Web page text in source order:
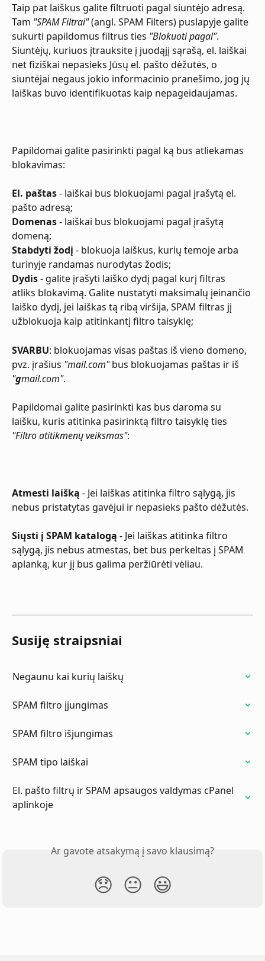
Taip pat laiškus galite filtruoti pagal siuntėjo adresą.
Tam "SPAM Filtrai" (angl. SPAM Filters) puslapyje galite
sukurti papildomus filtrus ties "Blokuoti pagal".
Siuntėjų, kuriuos įtrauksite į juodąjį sąrašą, el. laiškai
net fiziškai nepasieks Jūsų el. pašto dėžutės, o
siuntėjai negaus jokio informacinio pranešimo, jog jų
laiškas buvo identifikuotas kaip nepageidaujamas.
Papildomai galite pasirinkti pagal ką bus atliekamas
blokavimas:
El. paštas - laiškai bus blokuojami pagal įrašytą el.
pašto adresą;
Domenas - laiškai bus blokuojami pagal įrašytą
domeną;
Stabdyti žodį - blokuoja laiškus, kurių temoje arba
turinyje randamas nurodytas žodis;
Dydis - galite įrašyti laiško dydį pagal kurį filtras
atliks blokavimą. Galite nustatyti maksimalų įeinančio
laiško dydį, jei laiškas tą ribą viršija, SPAM filtras jį
užblokuoja kaip atitinkantį filtro taisyklę;
SVARBU: blokuojamas visas paštas iš vieno domeno,
pvz. įrašius "mail.com" bus blokuojamas paštas ir iš
"gmail.com".
Papildomai galite pasirinkti kas bus daroma su
laišku, kuris atitinka pasirinktą filtro taisyklę ties
"Filtro atitikmenų veiksmas":
Atmesti laišką - Jei laiškas atitinka filtro sąlygą, jis
nebus pristatytas gavėjui ir nepasieks pašto dėžutės.
Siųsti į SPAM katalogą - Jei laiškas atitinka filtro
sąlygą, jis nebus atmestas, bet bus perkeltas į SPAM
aplanką, kur jį bus galima peržiūrėti vėliau.
Susiję straipsniai
Negaunu kai kurių laiškų
SPAM filtro įjungimas
SPAM filtro išjungimas
SPAM tipo laiškai
El. pašto filtrų ir SPAM apsaugos valdymas cPanel
aplinkoje
Ar gavote atsakymą į savo klausimą?
😞 😐 😃